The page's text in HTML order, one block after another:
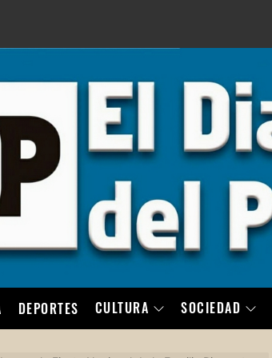
DEPORTES CULTURA SOCIEDAD